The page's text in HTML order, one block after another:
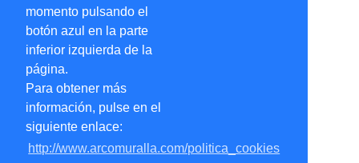
momento pulsando el
botón azul en la parte
inferior izquierda de la
página.
Para obtener más
información, pulse en el
siguiente enlace:
http://www.arcomuralla.com/politica_cookies